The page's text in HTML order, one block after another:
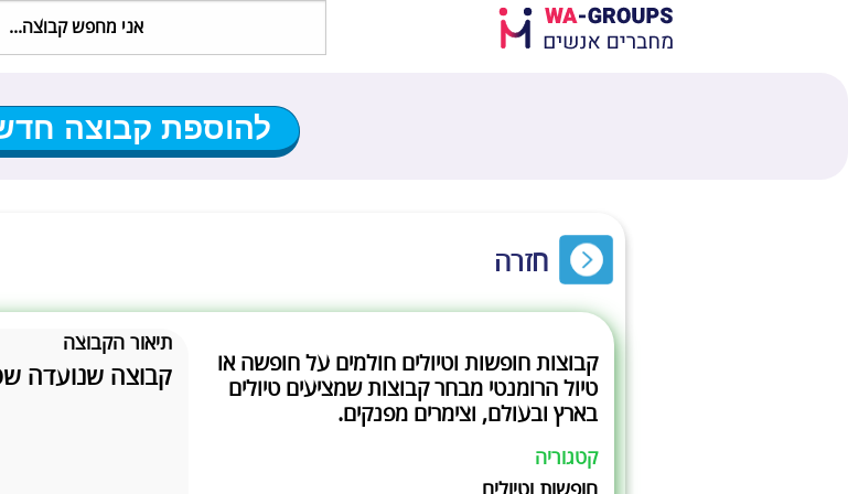
להוספת קבוצה
חזרה
קבוצות חופשות וטיולים חולמים על חופשה או
טיול הרומנטי מבחר קבוצות שמציעים טיולים
בארץ ובעולם, וצימרים מפנקים.
קטגוריה
תיאור הקבוצה
קבוצה שנועדה